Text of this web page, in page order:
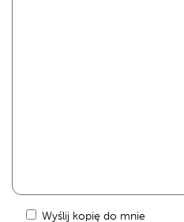
Wyślij kopię do mnie